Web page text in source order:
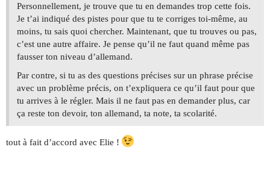
Personnellement, je trouve que tu en demandes trop cette fois.
Je t’ai indiqué des pistes pour que tu te corriges toi-même, au
moins, tu sais quoi chercher. Maintenant, que tu trouves ou pas,
c’est une autre affaire. Je pense qu’il ne faut quand même pas
fausser ton niveau d’allemand.
Par contre, si tu as des questions précises sur un phrase précise
avec un problème précis, on t’expliquera ce qu’il faut pour que
tu arrives à le régler. Mais il ne faut pas en demander plus, car
ça reste ton devoir, ton allemand, ta note, ta scolarité.
tout à fait d’accord avec Elie !